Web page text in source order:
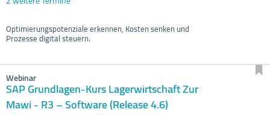
Optimierungspotenziale erkennen, Kosten senken und
Prozesse digital steuern.
Webinar
SAP Grundlagen-Kurs Lagerwirtschaft Zur
Mawi - R3 – Software (Release 4.6)